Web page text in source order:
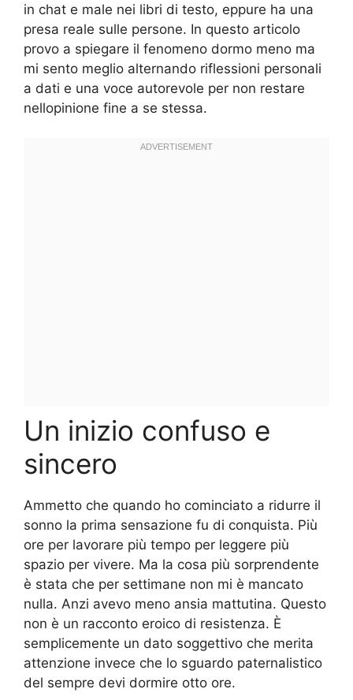
in chat e male nei libri di testo, eppure ha una
presa reale sulle persone. In questo articolo
provo a spiegare il fenomeno dormo meno ma
mi sento meglio alternando riflessioni personali
a dati e una voce autorevole per non restare
nellopinione fine a se stessa.
Un inizio confuso e
sincero
Ammetto che quando ho cominciato a ridurre il
sonno la prima sensazione fu di conquista. Più
ore per lavorare più tempo per leggere più
spazio per vivere. Ma la cosa più sorprendente
è stata che per settimane non mi è mancato
nulla. Anzi avevo meno ansia mattutina. Questo
non è un racconto eroico di resistenza. È
semplicemente un dato soggettivo che merita
attenzione invece che lo sguardo paternalistico
del sempre devi dormire otto ore.